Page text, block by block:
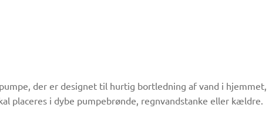
der er designet til hurtig bortledning af vand i
placeres i dybe pumpebrønde, regnvandstanke eller kældre.